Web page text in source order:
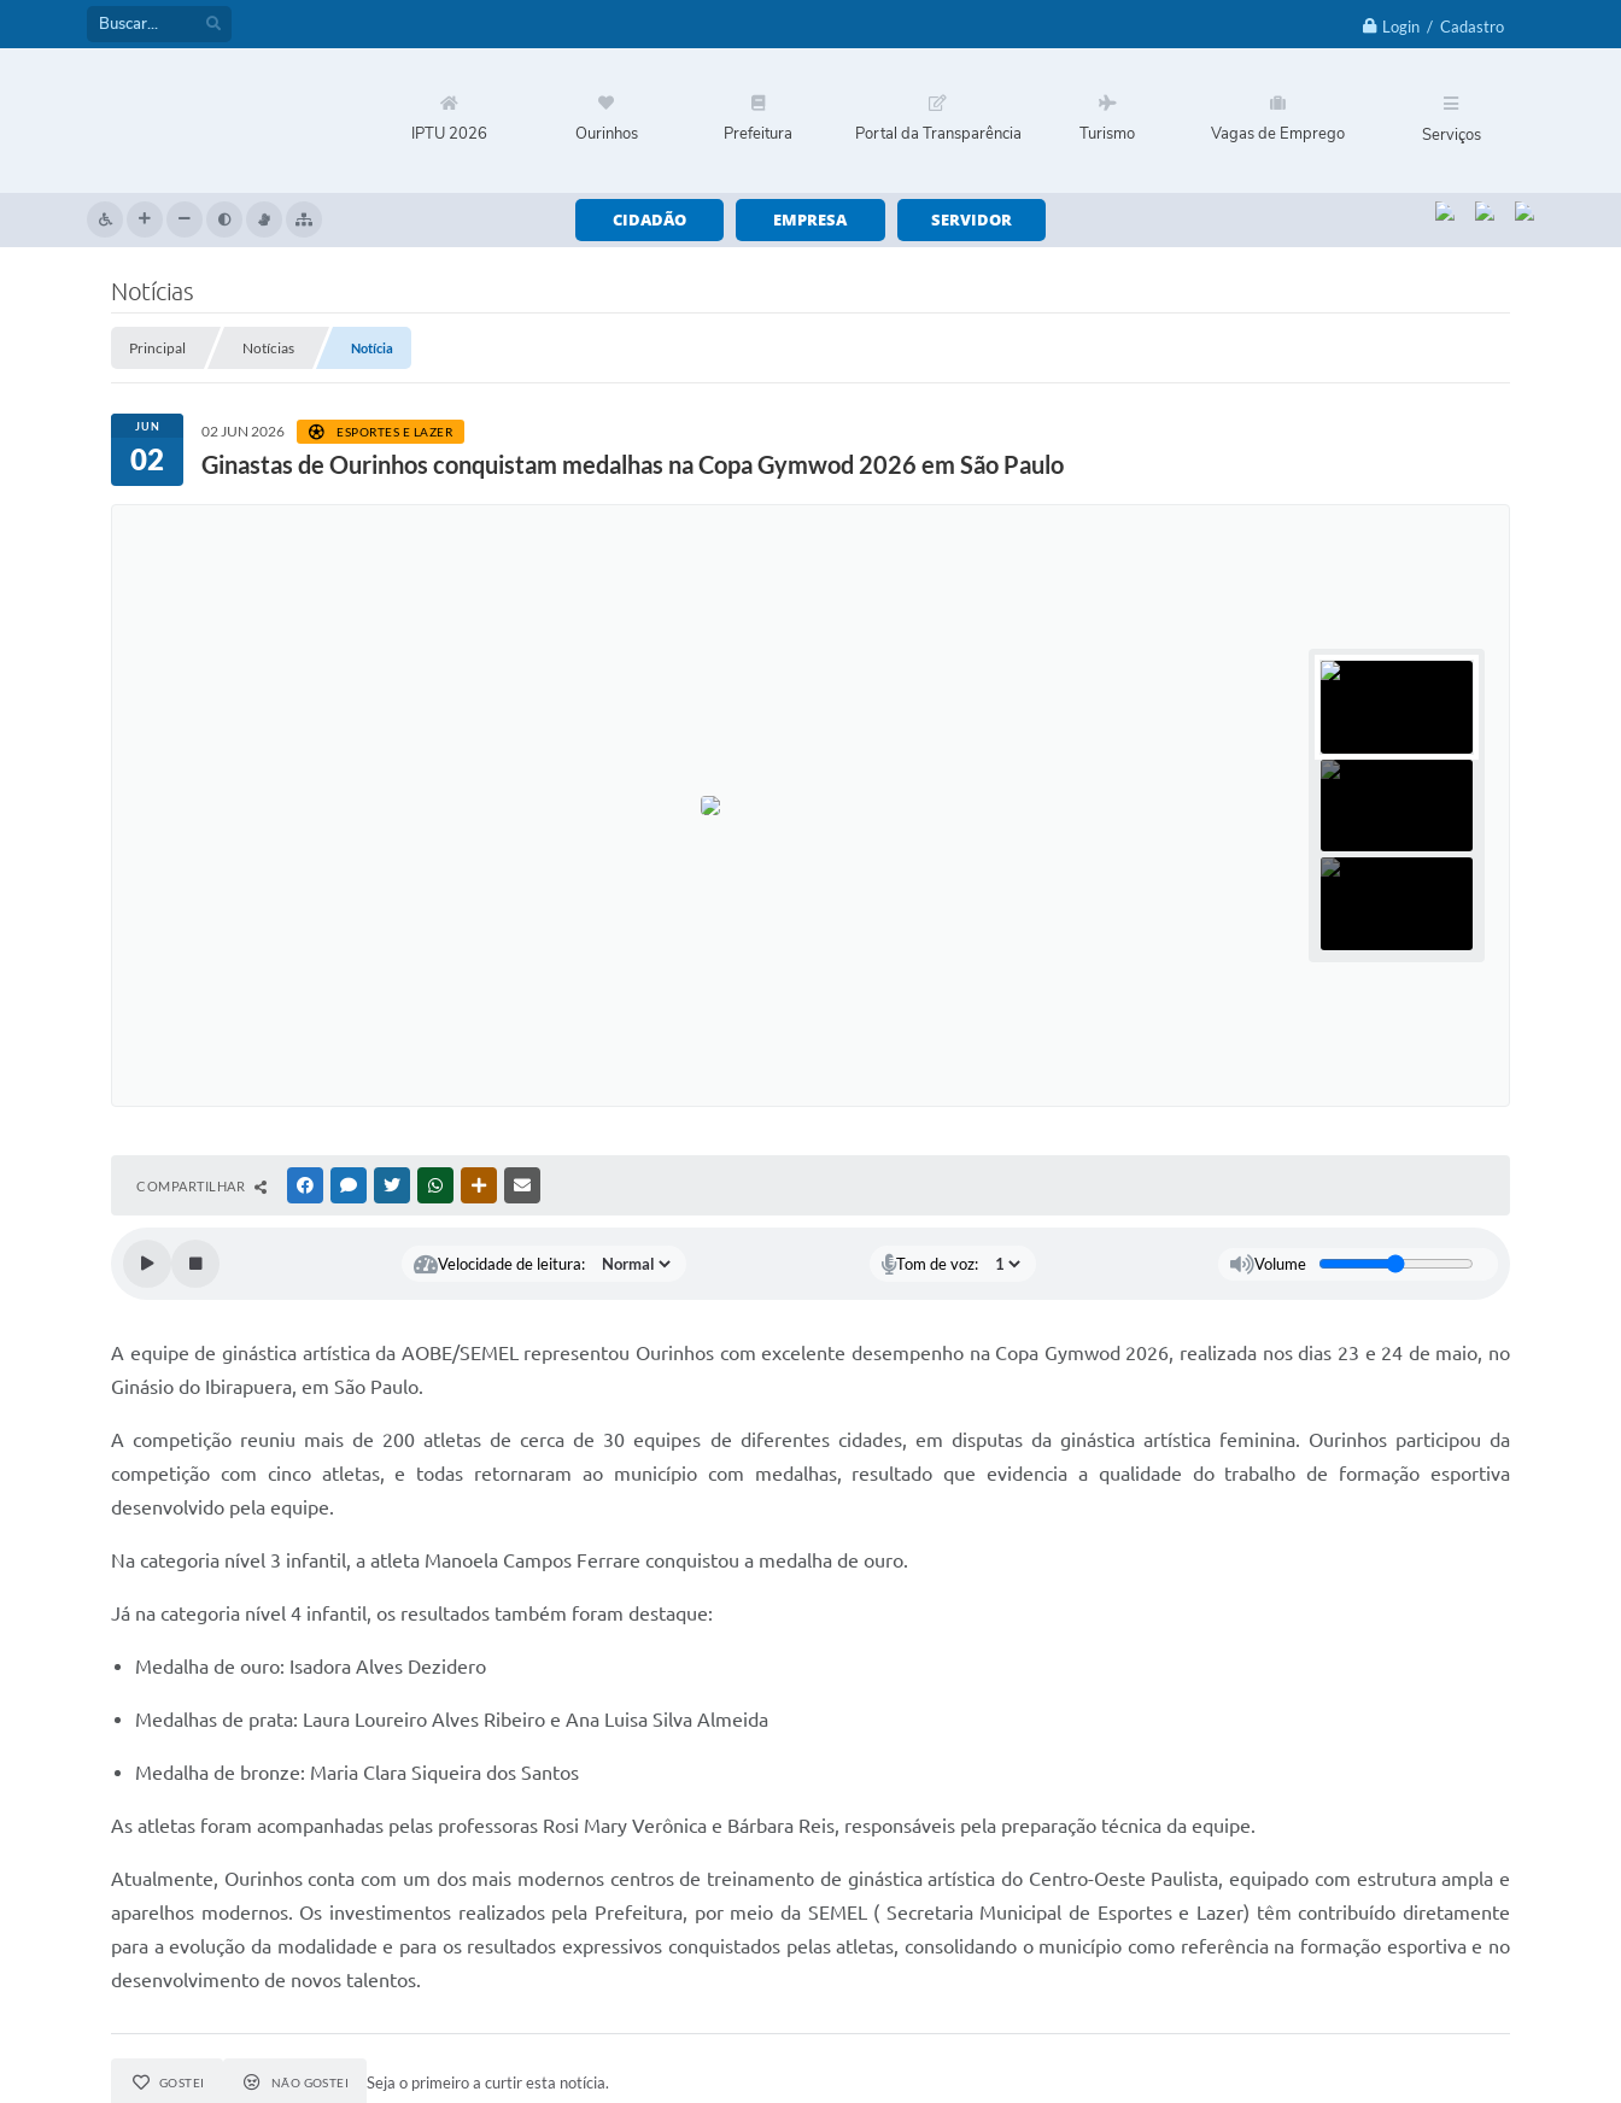
Login / Cadastro
IPTU 2026 Ourinhos Prefeitura Portal da Transparência Turismo Vagas de Emprego Serviços
CIDADÃO EMPRESA SERVIDOR
Notícias
Principal Notícias Notícia
JUN
02
02 JUN 2026 ESPORTES E LAZER
Ginastas de Ourinhos conquistam medalhas na Copa Gymwod 2026 em São Paulo
COMPARTILHAR FACEBOOKMESSENGER
TWITTERWHATSAPPOUTRAS MÍDIAS
Velocidade de leitura: Tom de voz: Volume
A equipe de ginástica artística da AOBE/SEMEL representou Ourinhos com excelente desempenho na Copa Gymwod 2026, realizada nos dias 23 e 24 de maio, no
Ginásio do Ibirapuera, em São Paulo.
A competição reuniu mais de 200 atletas de cerca de 30 equipes de diferentes cidades, em disputas da ginástica artística feminina. Ourinhos participou da
competição com cinco atletas, e todas retornaram ao município com medalhas, resultado que evidencia a qualidade do trabalho de formação esportiva
desenvolvido pela equipe.
Na categoria nível 3 infantil, a atleta Manoela Campos Ferrare conquistou a medalha de ouro.
Já na categoria nível 4 infantil, os resultados também foram destaque:
Medalha de ouro: Isadora Alves Dezidero
Medalhas de prata: Laura Loureiro Alves Ribeiro e Ana Luisa Silva Almeida
Medalha de bronze: Maria Clara Siqueira dos Santos
As atletas foram acompanhadas pelas professoras Rosi Mary Verônica e Bárbara Reis, responsáveis pela preparação técnica da equipe.
Atualmente, Ourinhos conta com um dos mais modernos centros de treinamento de ginástica artística do Centro-Oeste Paulista, equipado com estrutura ampla e
aparelhos modernos. Os investimentos realizados pela Prefeitura, por meio da SEMEL ( Secretaria Municipal de Esportes e Lazer) têm contribuído diretamente
para a evolução da modalidade e para os resultados expressivos conquistados pelas atletas, consolidando o município como referência na formação esportiva e no
desenvolvimento de novos talentos.
GOSTEI NÃO GOSTEI Seja o primeiro a curtir esta notícia.